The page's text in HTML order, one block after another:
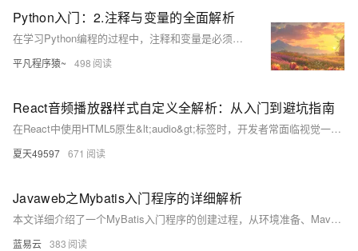
Python入门：2.注释与变量的全面解析
在学习Python编程的过程中，注释和变量是必须掌握的两个基础概念。注释帮助我们理解代码的意图，而变量则是用于存储和操作数据的核心工具。熟练掌握这两者，不仅能提高代码的可读性和维护性，还能为后续学习复杂编程概念打下坚实的基础。
平凡程序猿~ 498
React音频播放器样式自定义全解析：从入门到避坑指南
在React中使用HTML5原生&lt;audio&gt;标签时，开发者常面临视觉一致性缺失、样式定制局限和交互体验割裂等问题。通过隐藏原生控件并构建自定义UI层，可以实现完全可控的播放器视觉风格，避免状态不同步等典型问题。结合事件监听、进度条拖拽、浏览器兼容性处理及性能优化技巧，可构建高性能、可维护的音频组件，满足跨平台需求。建议优先使用成熟音频库（如react-player），仅在深度定制需求时采用原生方案。
夏天49597 671
Javaweb之Mybatis入门程序的详细解析
本文详细介绍了一个MyBatis入门程序的创建过程，从环境准备、Maven项目创建、MyBatis配置、实体类和Mapper接口的定义，到工具类和测试类的编写。通过这个示例，读者可以了解MyBatis的基本使用方法，并在实际项目中应用这些知识。
蓝易云 383